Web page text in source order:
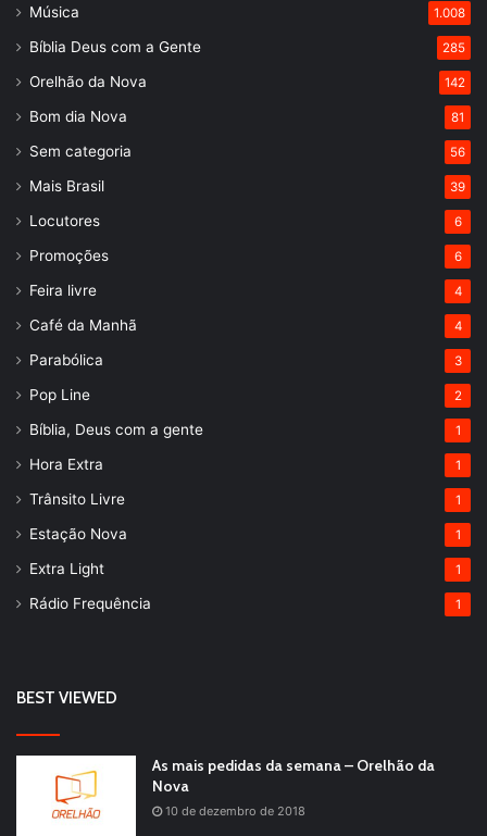
Música 1.008
Bíblia Deus com a Gente 285
Orelhão da Nova 142
Bom dia Nova 81
Sem categoria 56
Mais Brasil 39
Locutores 6
Promoções 6
Feira livre 4
Café da Manhã 4
Parabólica 3
Pop Line 2
Bíblia, Deus com a gente 1
Hora Extra 1
Trânsito Livre 1
Estação Nova 1
Extra Light 1
Rádio Frequência 1
BEST VIEWED
As mais pedidas da semana – Orelhão da
Nova
10 de dezembro de 2018